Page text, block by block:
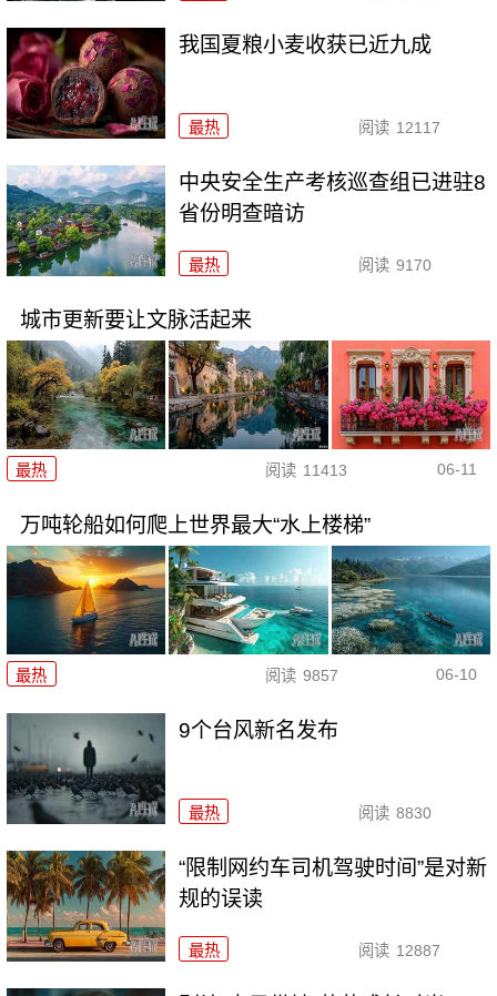
我国夏粮小麦收获已近九成
最热 阅读 12117
中央安全生产考核巡查组已进驻8
省份明查暗访
最热 阅读 9170
城市更新要让文脉活起来
最热 阅读 11413 06-11
万吨轮船如何爬上世界最大“水上楼梯”
最热 阅读 9857 06-10
9个台风新名发布
最热 阅读 8830
“限制网约车司机驾驶时间”是对新
规的误读
最热 阅读 12887